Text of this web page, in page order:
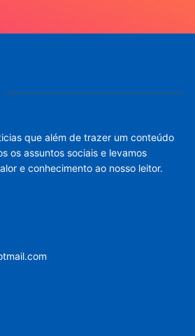
que além de trazer um conteúdo
os assuntos sociais e levamos
e conhecimento ao nosso leitor.